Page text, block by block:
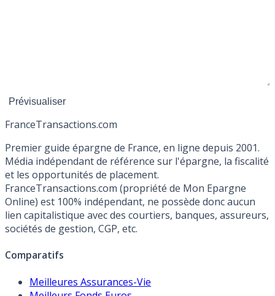
FranceTransactions.com
Premier guide épargne de France, en ligne depuis 2001.
Média indépendant de référence sur l'épargne, la fiscalité
et les opportunités de placement.
FranceTransactions.com (propriété de Mon Epargne
Online) est 100% indépendant, ne possède donc aucun
lien capitalistique avec des courtiers, banques, assureurs,
sociétés de gestion, CGP, etc.
Comparatifs
Meilleures Assurances-Vie